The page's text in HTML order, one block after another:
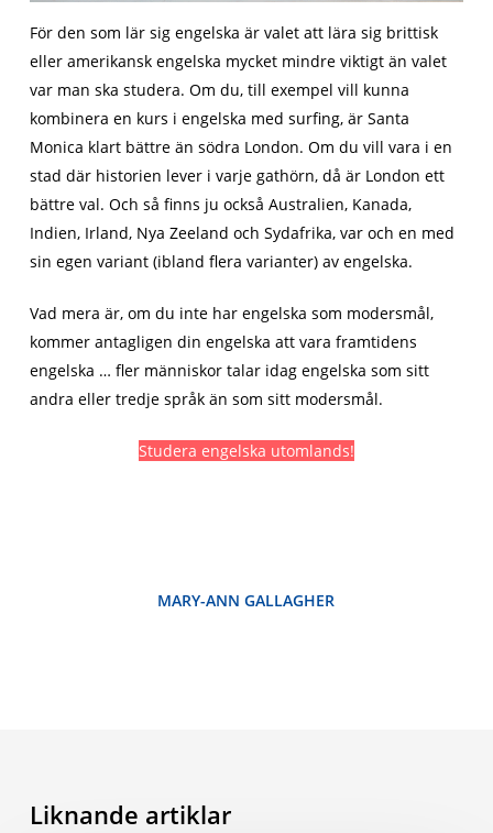
För den som lär sig engelska är valet att lära sig brittisk
eller amerikansk engelska mycket mindre viktigt än valet
var man ska studera. Om du, till exempel vill kunna
kombinera en kurs i engelska med surfing, är Santa
Monica klart bättre än södra London. Om du vill vara i en
stad där historien lever i varje gathörn, då är London ett
bättre val. Och så finns ju också Australien, Kanada,
Indien, Irland, Nya Zeeland och Sydafrika, var och en med
sin egen variant (ibland flera varianter) av engelska.
Vad mera är, om du inte har engelska som modersmål,
kommer antagligen din engelska att vara framtidens
engelska … fler människor talar idag engelska som sitt
andra eller tredje språk än som sitt modersmål.
Studera engelska utomlands!
MARY-ANN GALLAGHER
Liknande artiklar